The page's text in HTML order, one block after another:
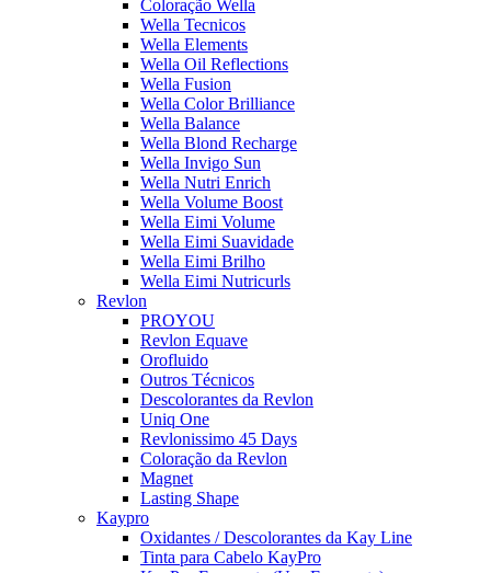
Coloração Wella
Wella Tecnicos
Wella Elements
Wella Oil Reflections
Wella Fusion
Wella Color Brilliance
Wella Balance
Wella Blond Recharge
Wella Invigo Sun
Wella Nutri Enrich
Wella Volume Boost
Wella Eimi Volume
Wella Eimi Suavidade
Wella Eimi Brilho
Wella Eimi Nutricurls
Revlon
PROYOU
Revlon Equave
Orofluido
Outros Técnicos
Descolorantes da Revlon
Uniq One
Revlonissimo 45 Days
Coloração da Revlon
Magnet
Lasting Shape
Kaypro
Oxidantes / Descolorantes da Kay Line
Tinta para Cabelo KayPro